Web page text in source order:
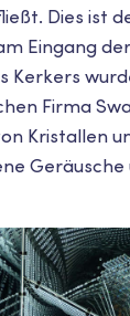
Dies ist
Eingang
Kerkers
Firma
Kristallen